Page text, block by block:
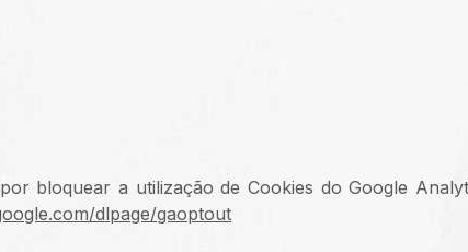
bloquear a utilização de Cookies do Google
dlpage/gaoptout